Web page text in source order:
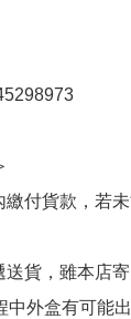
繳付貨款，若
送貨，雖本店
中外盒有可能